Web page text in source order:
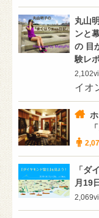
丸山
ンと
の 目
験レ
2,102
イオ
「ダ
月19
2,069